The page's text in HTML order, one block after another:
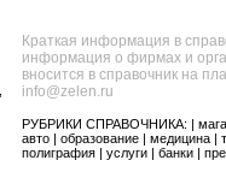
Краткая информация в
информация о фирмах и
вносится в справочник на
info@zelen.ru
РУБРИКИ СПРАВОЧНИКА: |
авто
образование медицина
полиграфия
услуги банки